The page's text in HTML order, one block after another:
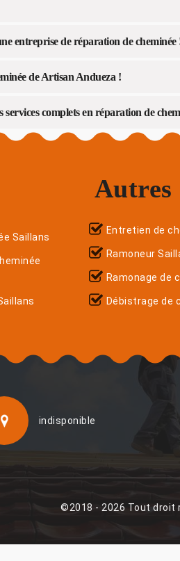
entreprise de réparation de cheminée
de Artisan Andueza !
complets en réparation de
Autres
Saillans
Entretien de
Ramoneur
Ramonage de
Débistrage de
indisponible
©2018 - 2026 Tout droit